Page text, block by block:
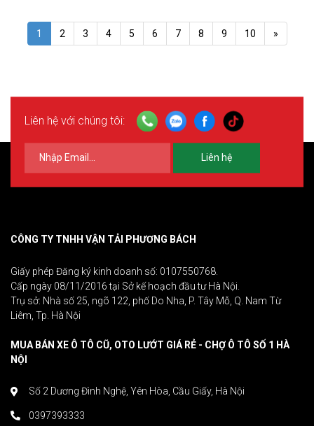
1 2 3 4 5 6 7 8 9 10 »
Liên hệ với chúng tôi:
Liên hệ
CÔNG TY TNHH VẬN TẢI PHƯƠNG BÁCH
Giấy phép Đăng ký kinh doanh số: 0107550768.
Cấp ngày 08/11/2016 tại Sở kế hoạch đầu tư Hà Nội.
Trụ sở: Nhà số 25, ngõ 122, phố Do Nha, P. Tây Mỗ, Q. Nam Từ
Liêm, Tp. Hà Nội
MUA BÁN XE Ô TÔ CŨ, OTO LƯỚT GIÁ RẺ - CHỢ Ô TÔ SỐ 1 HÀ
NỘI
Số 2 Dương Đình Nghệ, Yên Hòa, Cầu Giấy, Hà Nội
0397393333